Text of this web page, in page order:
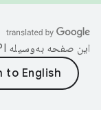
این صفحه به‌وسیله